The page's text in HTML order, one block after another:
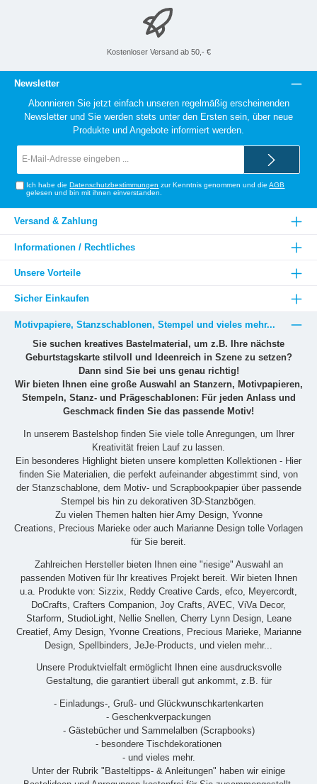
Kostenloser Versand ab 50,- €
Newsletter
Abonnieren Sie jetzt einfach unseren regelmäßig erscheinenden
Newsletter und Sie werden stets unter den Ersten sein, über neue
Produkte und Angebote informiert werden.
Ich habe dieDatenschutzbestimmungen zur Kenntnis genommen und dieAGB
gelesen und bin mit ihnen einverstanden.
Versand & Zahlung
Informationen / Rechtliches
Unsere Vorteile
Sicher Einkaufen
Motivpapiere, Stanzschablonen, Stempel und vieles mehr...
Sie suchen kreatives Bastelmaterial, um z.B. Ihre nächste
Geburtstagskarte stilvoll und Ideenreich in Szene zu setzen?
Dann sind Sie bei uns genau richtig!
Wir bieten Ihnen eine große Auswahl an Stanzern, Motivpapieren,
Stempeln, Stanz- und Prägeschablonen: Für jeden Anlass und
Geschmack finden Sie das passende Motiv!
In unserem Bastelshop finden Sie viele tolle Anregungen, um Ihrer
Kreativität freien Lauf zu lassen.
Ein besonderes Highlight bieten unsere kompletten Kollektionen - Hier
finden Sie Materialien, die perfekt aufeinander abgestimmt sind, von
der Stanzschablone, dem Motiv- und Scrapbookpapier über passende
Stempel bis hin zu dekorativen 3D-Stanzbögen.
Zu vielen Themen halten hier Amy Design, Yvonne
Creations, Precious Marieke oder auch Marianne Design tolle Vorlagen
für Sie bereit.
Zahlreichen Hersteller bieten Ihnen eine "riesige" Auswahl an
passenden Motiven für Ihr kreatives Projekt bereit. Wir bieten Ihnen
u.a. Produkte von: Sizzix, Reddy Creative Cards, efco, Meyercordt,
DoCrafts, Crafters Companion, Joy Crafts, AVEC, ViVa Decor,
Starform, StudioLight, Nellie Snellen, Cherry Lynn Design, Leane
Creatief, Amy Design, Yvonne Creations, Precious Marieke, Marianne
Design, Spellbinders, JeJe-Products, und vielen mehr...
Unsere Produktvielfalt ermöglicht Ihnen eine ausdrucksvolle
Gestaltung, die garantiert überall gut ankommt, z.B. für
- Einladungs-, Gruß- und Glückwunschkartenkarten
- Geschenkverpackungen
- Gästebücher und Sammelalben (Scrapbooks)
- besondere Tischdekorationen
- und vieles mehr.
Unter der Rubrik "Basteltipps- & Anleitungen" haben wir einige